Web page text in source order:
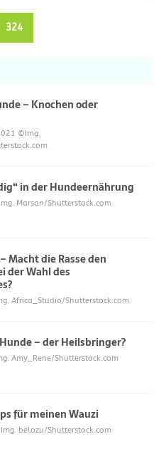
324
– Knochen oder
©Img.
in der Hundeernährung
Marsan/Shutterstock.com
Macht die Rasse den
der Wahl des
Africa_Studio/Shutterstock.com
– der Heilsbringer?
Amy_Rene/Shutterstock.com
für meinen Wauzi
belozu/Shutterstock.com